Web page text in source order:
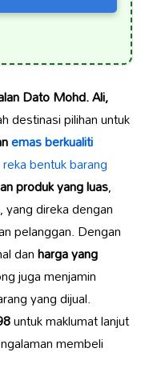
Dato Mohd. Ali,
destinasi pilihan untuk
emas berkualiti
reka bentuk barang
produk yang luas,
yang direka dengan
pelanggan. Dengan
danharga yang
juga menjamin
yang dijual.
untuk maklumat lanjut
membeli